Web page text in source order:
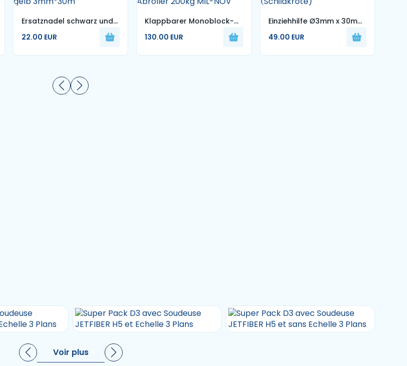
Ersatznadel schwarz und
gelb 3mm*30m
22.00 EUR
Klappbarer Monoblock-
Abroller 200kg MIL-NOV
130.00 EUR
Einziehhilfe Ø3mm x 30m
(Schildkröte)
49.00 EUR
Voir plus